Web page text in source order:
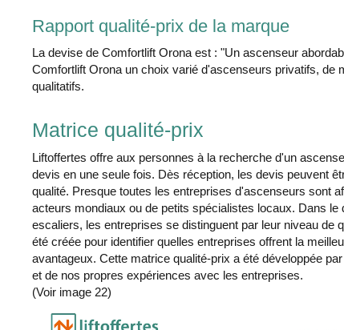
Rapport qualité-prix de la marque
La devise de Comfortlift Orona est : "Un ascenseur
Comfortlift Orona un choix varié d'ascenseurs privatifs, de
qualitatifs.
Matrice qualité-prix
Liftoffertes offre aux personnes à la recherche d'un
devis en une seule fois. Dès réception, les devis peuvent
qualité. Presque toutes les entreprises d'ascenseurs sont
acteurs mondiaux ou de petits spécialistes locaux. Dans
escaliers, les entreprises se distinguent par leur niveau de
été créée pour identifier quelles entreprises offrent la
avantageux. Cette matrice qualité-prix a été développée
et de nos propres expériences avec les entreprises.
(Voir image 22)